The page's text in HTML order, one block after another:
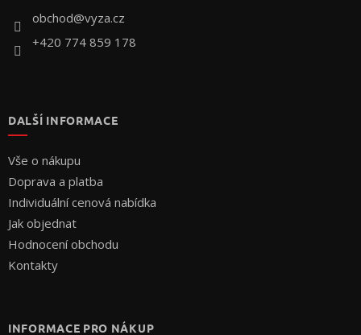
obchod@vyza.cz
+420 774 859 178
DALŠÍ INFORMACE
Vše o nákupu
Doprava a platba
Individuální cenová nabídka
Jak objednat
Hodnocení obchodu
Kontakty
INFORMACE PRO NÁKUP